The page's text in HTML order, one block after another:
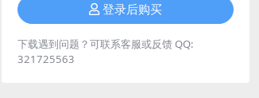
登录后购买
下载遇到问题？可联系客服或反馈 QQ:
321725563